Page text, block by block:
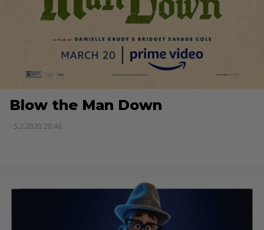
Blow the Man Down
- 5.2.2020 20:46